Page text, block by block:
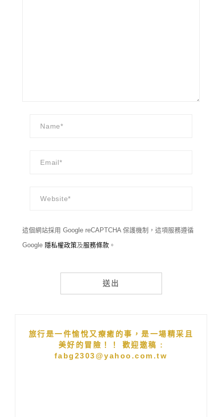
這個網站採用 Google reCAPTCHA 保護機制，這項服務遵循
Google 隱私權政策及服務條款 。
旅行是一件愉悅又療癒的事，是一場精采且
美好的冒險！！ 歡迎邀稿 :
fabg2303@yahoo.com.tw